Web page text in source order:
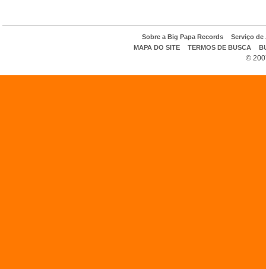
Sobre a Big Papa Records
Serviço de
MAPA DO SITE
TERMOS DE BUSCA
©